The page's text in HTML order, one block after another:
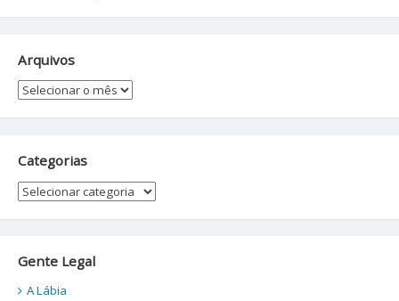
Arquivos
Arquivos
Categorias
Categorias
Gente Legal
A Lábia